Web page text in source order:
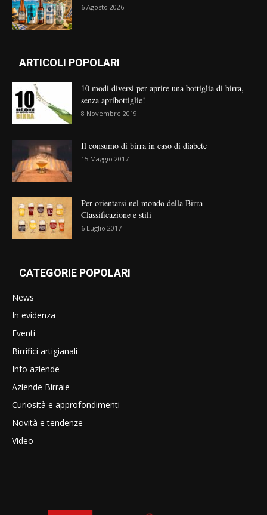
6 Agosto 2026
ARTICOLI POPOLARI
10 modi diversi per aprire una bottiglia di birra,
senza apribottiglie!
8 Novembre 2019
Il consumo di birra in caso di diabete
15 Maggio 2017
Per orientarsi nel mondo della Birra –
Classificazione e stili
6 Luglio 2017
CATEGORIE POPOLARI
News
In evidenza
Eventi
Birrifici artigianali
Info aziende
Aziende Birraie
Curiosità e approfondimenti
Novità e tendenze
Video